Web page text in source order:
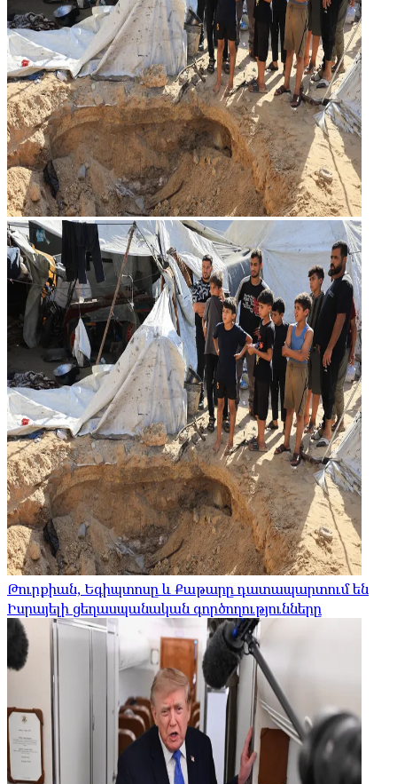
Թուրքիան, Եգիպտոսը և Քաթարը դատապարտում են
Իսրայելի ցեղասպանական գործողությունները